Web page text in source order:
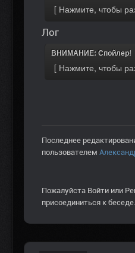
Лог
ВНИМАНИЕ: Спойлер!
Последнее
пользователем
Пожалуйста Войти или
присоединиться к беседе.